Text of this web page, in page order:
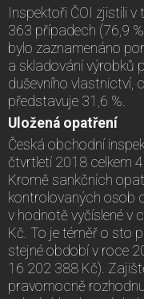
Inspektoři ČOI zjistili
363 případech (76,9
bylo zaznamenáno
a skladování výrobků
duševního vlastnictví,
představuje 31,6 %.
Uložená opatření
Česká obchodní
čtvrtletí 2018 celkem
Kromě sankčních
kontrolovaných osob
v hodnotě vyčíslené v
Kč. To je téměř o sto
stejné období v roce
16 202 388 Kč).
pravomocně